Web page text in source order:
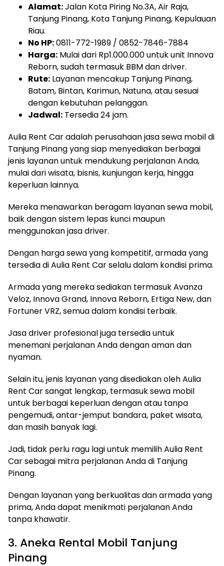
Alamat:Jalan Kota Piring No.3A, Air Raja,
Tanjung Pinang, Kota Tanjung Pinang, Kepulauan
Riau.
No HP:0811-772-1989 / 0852-7846-7884
Harga: Mulai dari Rp1.000.000 untuk unit Innova
Reborn, sudah termasuk BBM dan driver.
Rute: Layanan mencakup Tanjung Pinang,
Batam, Bintan, Karimun, Natuna, atau sesuai
dengan kebutuhan pelanggan.
Jadwal: Tersedia 24 jam.
Aulia Rent Car adalah perusahaan jasa sewa mobil di
Tanjung Pinang yang siap menyediakan berbagai
jenis layanan untuk mendukung perjalanan Anda,
mulai dari wisata, bisnis, kunjungan kerja, hingga
keperluan lainnya.
Mereka menawarkan beragam layanan sewa mobil,
baik dengan sistem lepas kunci maupun
menggunakan jasa driver.
Dengan harga sewa yang kompetitif, armada yang
tersedia di Aulia Rent Car selalu dalam kondisi prima.
Armada yang mereka sediakan termasuk Avanza
Veloz, Innova Grand, Innova Reborn, Ertiga New, dan
Fortuner VRZ, semua dalam kondisi terbaik.
Jasa driver profesional juga tersedia untuk
menemani perjalanan Anda dengan aman dan
nyaman.
Selain itu, jenis layanan yang disediakan oleh Aulia
Rent Car sangat lengkap, termasuk sewa mobil
untuk berbagai keperluan dengan atau tanpa
pengemudi, antar-jemput bandara, paket wisata,
dan masih banyak lagi.
Jadi, tidak perlu ragu lagi untuk memilih Aulia Rent
Car sebagai mitra perjalanan Anda di Tanjung
Pinang.
Dengan layanan yang berkualitas dan armada yang
prima, Anda dapat menikmati perjalanan Anda
tanpa khawatir.
3. Aneka Rental Mobil Tanjung
Pinang